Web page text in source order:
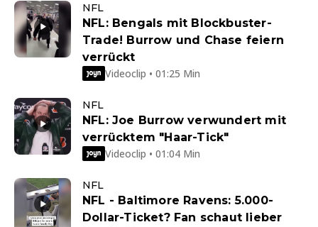
NFL
NFL: Bengals mit Blockbuster-
Trade! Burrow und Chase feiern
verrückt
Videoclip • 01:25 Min
NFL
NFL: Joe Burrow verwundert mit
verrücktem "Haar-Tick"
Videoclip • 01:04 Min
NFL
NFL - Baltimore Ravens: 5.000-
Dollar-Ticket? Fan schaut lieber